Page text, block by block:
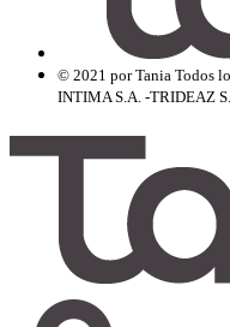
© 2021 por Tania Todos
INTIMA S.A. -TRIDEAZ